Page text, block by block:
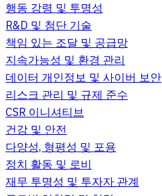
행동 강령 및 투명성
R&D 및 첨단 기술
책임 있는 조달 및 공급망
지속가능성 및 환경 관리
데이터 개인정보 및 사이버 보안
리스크 관리 및 규제 준수
CSR 이니셔티브
건강 및 안전
다양성, 형평성 및 포용
정치 활동 및 로비
재무 투명성 및 투자자 관계